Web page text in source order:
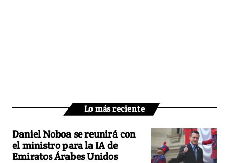
Lo más reciente
Daniel Noboa se reunirá con
el ministro para la IA de
Emiratos Árabes Unidos